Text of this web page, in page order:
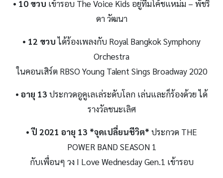
• 10 ขวบ เข้ารอบ The Voice Kids อยู่ทีมโค้ชแหม่ม – พัชริ
ดา วัฒนา
• 12 ขวบได้ร้องเพลงกับ Royal Bangkok Symphony
Orchestra
ในคอนเสิร์ต RBSO Young Talent Sings Broadway 2020
• อายุ 13 ประกวดอูคูเลเล่ระดับโลก เล่นและก็ร้องด้วย ได้
รางวัลชนะเลิศ
• ปี 2021 อายุ 13 *จุดเปลี่ยนชีวิต* ประกวด THE
POWER BAND SEASON 1
กับเพื่อนๆ วง I Love Wednesday Gen.1 เข้ารอบ